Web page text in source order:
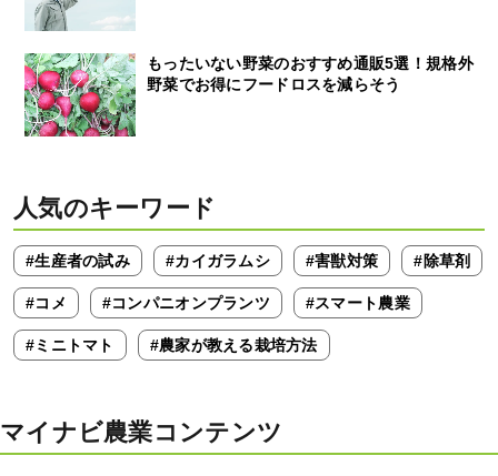
もったいない野菜のおすすめ通販5選！規格外
野菜でお得にフードロスを減らそう
人気のキーワード
#生産者の試み #カイガラムシ #害獣対策 #除草剤
#コメ #コンパニオンプランツ #スマート農業
#ミニトマト #農家が教える栽培方法
マイナビ農業コンテンツ